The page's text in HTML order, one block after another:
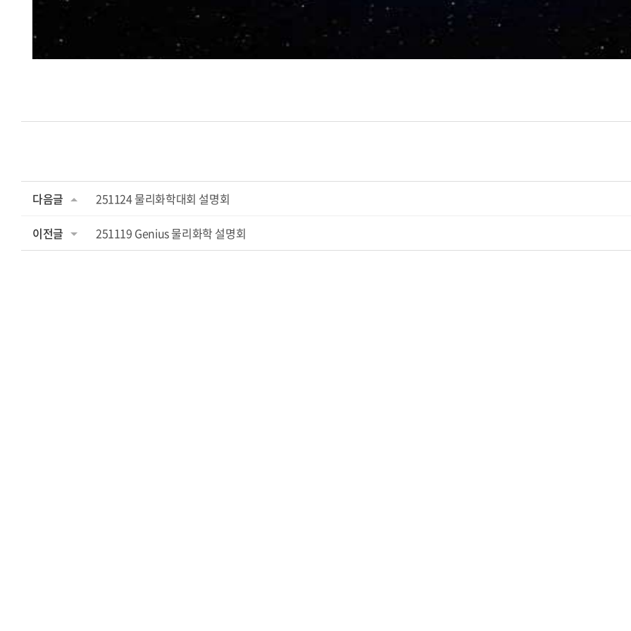
다음글 251124 물리화학대회 설명회
이전글 251119 Genius 물리화학 설명회